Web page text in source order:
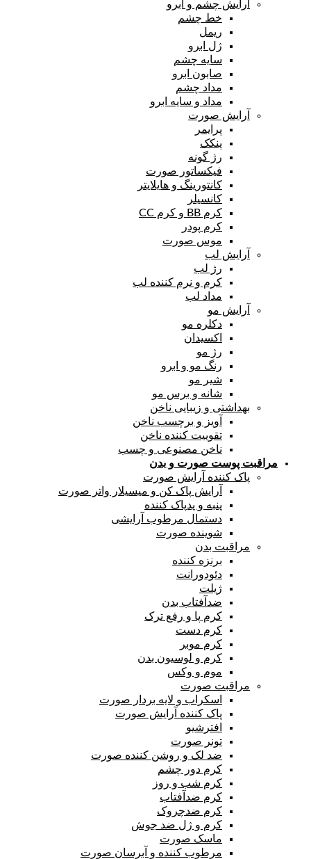
آرایش چشم و ابرو
خط چشم
ریمل
ژل ابرو
سایه چشم
صابون ابرو
مداد چشم
مداد و سایه ابرو
آرایش صورت
پرایمر
پنکک
رژ گونه
فیکساتور صورت
کانتورینگ و هایلایتر
کانسیلر
کرم BB و کرم CC
کرم پودر
موس صورت
آرایش لب
رژ لب
کرم و نرم کننده لب
مداد لب
آرایش مو
دکلره مو
اکسیدان
رژ مو
رنگ مو و ابرو
شیر مو
شانه و برس مو
بهداشتی و زیبایی ناخن
آویز و برچسب ناخن
تقوییت کننده ناخن
ناخن مصنوعی و چسب
مراقبت پوست صورت و بدن
پاک کننده آرایش صورت
آرایش پاک کن و میسیلار واتر صورت
پنبه و پدپاک کننده
دستمال مرطوب آرایشی
شوینده صورت
مراقبت بدن
برنزه کننده
دئودورانت
ژیلت
ضدآفتاب بدن
کرم پا و رفع ترک
کرم دست
کرم موبر
کرم و لوسیون بدن
موم و وکس
مراقبت صورت
اسکراب و لایه بردار صورت
پاک کننده آرایش صورت
افترشیو
تونر صورت
ضد لک و روشن کننده صورت
کرم دور چشم
کرم شب و روز
کرم ضدآفتاب
کرم ضدچروک
کرم و ژل ضد جوش
ماسک صورت
مرطوب کننده و آبرسان صورت